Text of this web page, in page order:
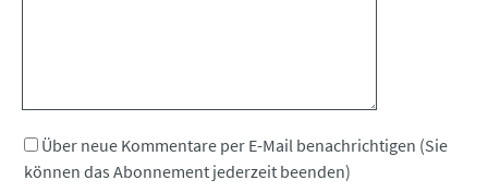
Über neue Kommentare per E-Mail benachrichtigen (Sie
können das Abonnement jederzeit beenden)